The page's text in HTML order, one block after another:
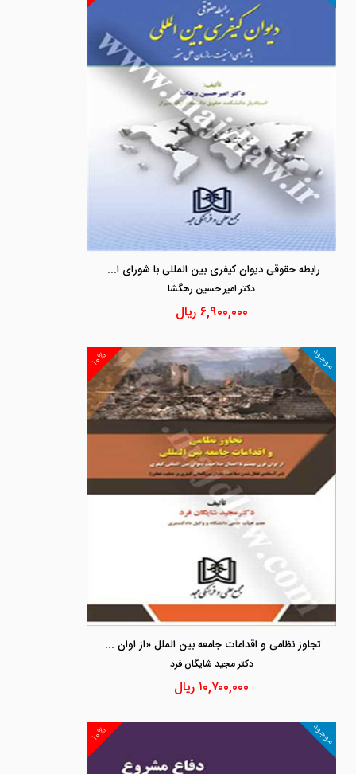
رابطه حقوقی دیوان کیفری بین المللی با شورای امنیت سازمان ملل متحد
دكتر امير حسين رهگشا
۶,۹۰۰,۰۰۰ریال
۱۰% موجود
تجاوز نظامی و اقدامات جامعه بین الملل «از اوان قرن بیستم تا اعمال صلاحیت دیوان بین المللی کیفری»
دكتر مجيد شايگان فرد
۱۰,۷۰۰,۰۰۰ ریال
۱۰% موجود